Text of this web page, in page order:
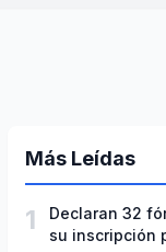
Más Leídas
1
Declaran 32
su inscripción